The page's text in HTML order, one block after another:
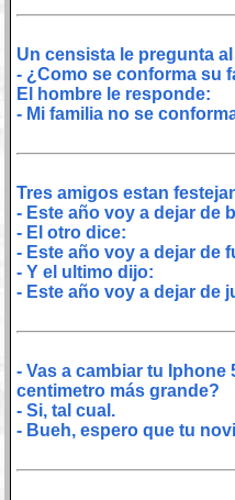
Un censista le pregunta
- ¿Como se conforma su
El hombre le responde:
- Mi familia no se
Tres amigos estan
- Este año voy a dejar de
- El otro dice:
- Este año voy a dejar de
- Y el ultimo dijo:
- Este año voy a dejar de
- Vas a cambiar tu
centimetro más grande?
- Si, tal cual.
- Bueh, espero que tu